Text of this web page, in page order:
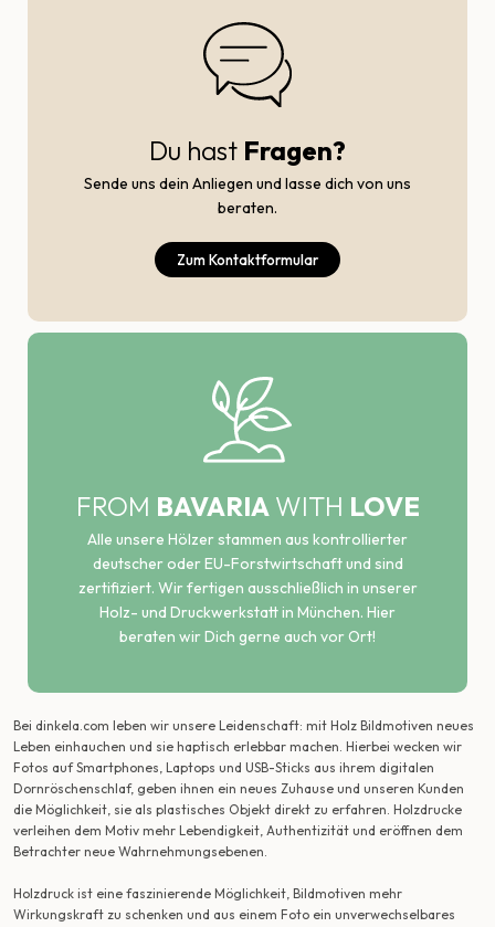
Du hast Fragen?
Sende uns dein Anliegen und lasse dich von uns
beraten.
Zum Kontaktformular
FROM BAVARIAWITH LOVE
Alle unsere Hölzer stammen aus kontrollierter
deutscher oder EU-Forstwirtschaft und sind
zertifiziert. Wir fertigen ausschließlich in unserer
Holz- und Druckwerkstatt in München. Hier
beraten wir Dich gerne auch vor Ort!
Bei dinkela.com leben wir unsere Leidenschaft: mit Holz Bildmotiven neues
Leben einhauchen und sie haptisch erlebbar machen. Hierbei wecken wir
Fotos auf Smartphones, Laptops und USB-Sticks aus ihrem digitalen
Dornröschenschlaf, geben ihnen ein neues Zuhause und unseren Kunden
die Möglichkeit, sie als plastisches Objekt direkt zu erfahren. Holzdrucke
verleihen dem Motiv mehr Lebendigkeit, Authentizität und eröffnen dem
Betrachter neue Wahrnehmungsebenen.
Holzdruck ist eine faszinierende Möglichkeit, Bildmotiven mehr
Wirkungskraft zu schenken und aus einem Foto ein unverwechselbares